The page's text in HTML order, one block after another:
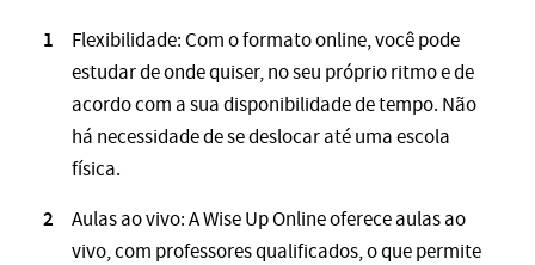
Flexibilidade: Com o formato online, você pode
estudar de onde quiser, no seu próprio ritmo e de
acordo com a sua disponibilidade de tempo. Não
há necessidade de se deslocar até uma escola
física.
Aulas ao vivo: A Wise Up Online oferece aulas ao
vivo, com professores qualificados, o que permite